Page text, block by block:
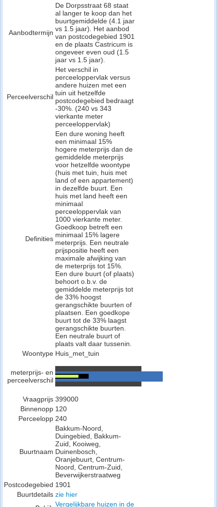
Aanbodtermijn
De Dorpsstraat 68 staat
al langer te koop dan het
buurtgemiddelde (4.1 jaar
vs 1.5 jaar). Het aanbod
van postcodegebied 1901
en de plaats Castricum is
ongeveer even oud (1.5
jaar vs 1.5 jaar).
Perceelverschil
Het verschil in
perceeloppervlak versus
andere huizen met een
tuin uit hetzelfde
postcodegebied bedraagt
-30%. (240 vs 343
vierkante meter
perceeloppervlak)
Definities
Een dure woning heeft
een minimaal 15%
hogere meterprijs dan de
gemiddelde meterprijs
voor hetzelfde woontype
(huis met tuin, huis met
land of een appartement)
in dezelfde buurt. Een
huis met land heeft een
minimaal
perceeloppervlak van
1000 vierkante meter.
Goedkoop betreft een
minimaal 15% lagere
meterprijs. Een neutrale
prijspositie heeft een
maximale afwijking van
de meterprijs tot 15%.
Een dure buurt (of plaats)
behoort o.b.v. de
gemiddelde meterprijs tot
de 33% hoogst
gerangschikte buurten of
plaatsen. Een goedkope
buurt tot de 33% laagst
gerangschikte buurten.
Een neutrale buurt of
plaats valt daar tussenin.
Woontype Huis_met_tuin
meterprijs- en
perceelverschil
Vraagprijs 399000
Binnenopp 120
Perceelopp 240
Buurtnaam
Bakkum-Noord,
Duingebied, Bakkum-
Zuid, Kooiweg,
Duinenbosch,
Oranjebuurt, Centrum-
Noord, Centrum-Zuid,
Beverwijkerstraatweg
Postcodegebied 1901
Buurtdetails zie hier
Vergelijkbare huizen in de